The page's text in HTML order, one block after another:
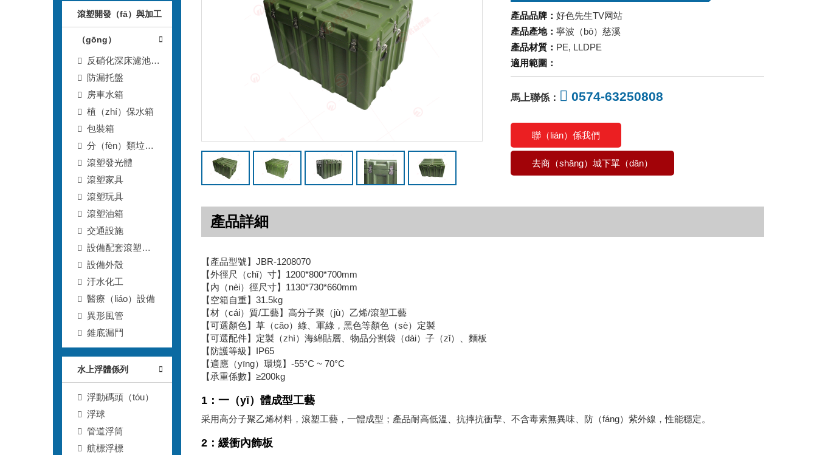
滾塑開發（fā）與加工
（gōng）
反硝化深床濾池T
型（xíng）濾磚
防漏托盤
房車水箱
植（zhí）保水箱
包裝箱
分（fèn）類垃圾
桶 滾塑發光體
滾塑家具
滾塑玩具
滾塑油箱
交通設施
設備配套滾塑
（sù）箱
設備外殼
汙水化工
醫療（liáo）設備
異形風管
錐底漏鬥
水上浮體係列
浮動碼頭（tóu）
浮球
管道浮筒
航標浮標
產品品牌：好色先生TV网站
產品產地：寧波（bō）慈溪
產品材質： PE, LLDPE
適用範圍：
馬上聯係： 0574-63250808
聯（lián）係我們
去商（shāng）城下單（dān）
產品詳細
【產品型號】JBR-1208070
【外徑尺（chǐ）寸】1200*800*700mm
【內（nèi）徑尺寸】1130*730*660mm
【空箱自重】31.5kg
【材（cái）質/工藝】高分子聚（jù）乙烯/滾塑工藝
【可選顏色】草（cǎo）綠、軍綠，黑色等顏色（sè）定製
【可選配件】定製（zhì）海綿貼層、物品分割袋（dài）子（zǐ）、麵板
【防護等級】IP65
【適應（yīng）環境】-55°C ~ 70°C
【承重係數】≥200kg
1：一（yī）體成型工藝
采用高分子聚乙烯材料，滾塑工藝，一體成型；產品耐高低溫、抗摔抗衝擊、不含毒素無異味、防（fáng）紫外線，性能穩定。
2：緩衝內飾板